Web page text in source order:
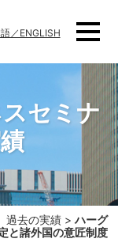
／ENGLISH
セミナ
過去の実績>ハーグ
と諸外国の意匠制度